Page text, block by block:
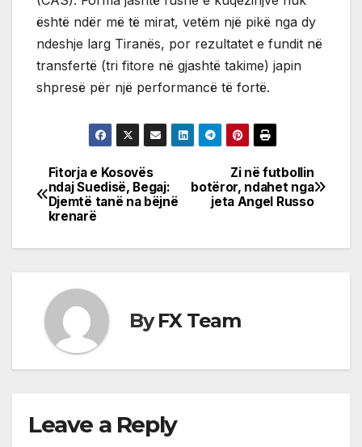
është ndër më të mirat, vetëm një pikë nga dy
ndeshje larg Tiranës, por rezultatet e fundit në
transfertë (tri fitore në gjashtë takime) japin
shpresë për një performancë të fortë.
Post
navigation
Zi në futbollin
botëror, ndahet nga
jeta Angel Russo
Fitorja e Kosovës
ndaj Suedisë, Begaj:
Djemtë tanë na bëjnë
krenarë
ByFX Team
Leave a Reply